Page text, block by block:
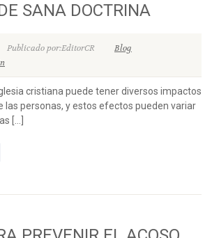
SANA DOCTRINA
Publicado por:EditorCR
Blog
cristiana puede tener diversos impactos
las personas, y estos efectos pueden variar
[…]